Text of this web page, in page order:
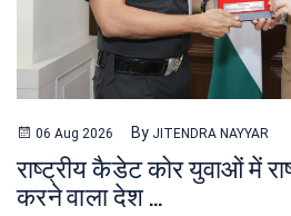
06 Aug 2026 By JITENDRA NAYYAR
राष्ट्रीय कैडेट कोर युवाओं में
करने वाला देश ...